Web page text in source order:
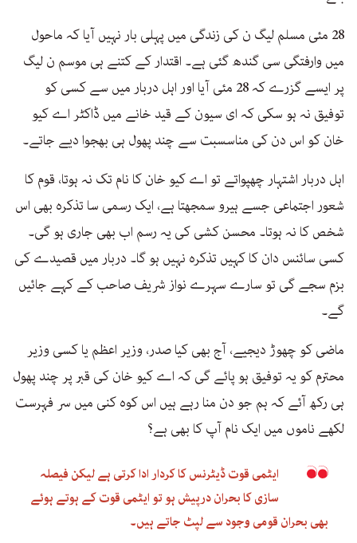
28 مئی مسلم لیگ ن کی زندگی میں پہلی بار نہیں آیا کہ ماحول
میں وارفتگی سی گندھ گئی ہے۔ اقتدار کے کتنے ہی موسم ن لیگ
پر ایسے گزرے کہ 28 مئی آیا اور اہل دربار میں سے کسی کو
توفیق نہ ہو سکی کہ ای سیون کے قید خانے میں ڈاکٹر اے کیو
خان کو اس دن کی مناسسبت سے چند پھول ہی بھجوا دیے جاتے۔
اہل دربار اشتہار چھپواتے تو اے کیو خان کا نام تک نہ ہوتا، قوم کا
شعور اجتماعی جسے ہیرو سمجھتا ہے، ایک رسمی سا تذکرہ بھی اس
شخص کا نہ ہوتا۔ محسن کشی کی یہ رسم اب بھی جاری ہو گی۔
کسی سائنس دان کا کہیں تذکرہ نہیں ہو گا۔ دربار میں قصیدے کی
بزم سجے گی تو سارے سہرے نواز شریف صاحب کے کہے جائیں
گے۔
ماضی کو چھوڑ دیجیے، آج بھی کیا صدر، وزیر اعظم یا کسی وزیر
محترم کو یہ توفیق ہو پائے گی کہ اے کیو خان کی قبر پر چند پھول
ہی رکھ آئے کہ ہم جو دن منا رہے ہیں اس کوہ کنی میں سر فہرست
لکھے ناموں میں ایک نام آپ کا بھی ہے؟
ایٹمی قوت ڈیٹرنس کا کردار ادا کرتی ہے لیکن فیصلہ
سازی کا بحران درپیش ہو تو ایٹمی قوت کے ہوتے ہوئے
بھی بحران قومی وجود سے لپٹ جاتے ہیں۔